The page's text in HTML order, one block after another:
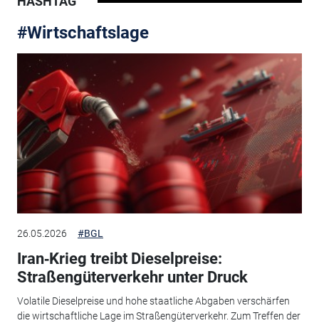
#Wirtschaftslage
26.05.2026 #BGL
Iran‑Krieg treibt Dieselpreise:
Straßengüterverkehr unter Druck
Volatile Dieselpreise und hohe staatliche Abgaben verschärfen
die wirtschaftliche Lage im Straßengüterverkehr. Zum Treffen der